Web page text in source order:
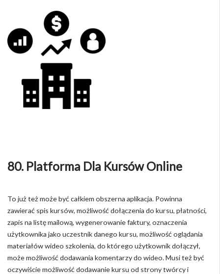
80. Platforma Dla Kursów Online
To już też może być całkiem obszerna aplikacja. Powinna
zawierać spis kursów, możliwość dołączenia do kursu, płatności,
zapis na listę mailową, wygenerowanie faktury, oznaczenia
użytkownika jako uczestnik danego kursu, możliwość oglądania
materiałów wideo szkolenia, do którego użytkownik dołączył,
może możliwość dodawania komentarzy do wideo. Musi też być
oczywiście możliwość dodawanie kursu od strony twórcy i